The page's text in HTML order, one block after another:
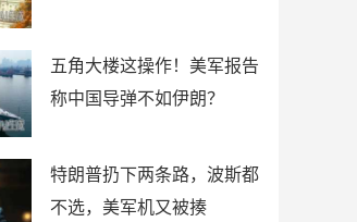
五角大楼这操作！美军报告
称中国导弹不如伊朗？
特朗普扔下两条路，波斯都
不选，美军机又被揍